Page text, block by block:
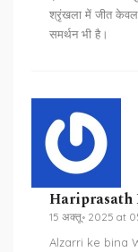
श्रृंखला में जीत केवल
समर्थन भी है।
Hariprasath
15 अक्तू॰ 2025 at
Alzarri ke bina